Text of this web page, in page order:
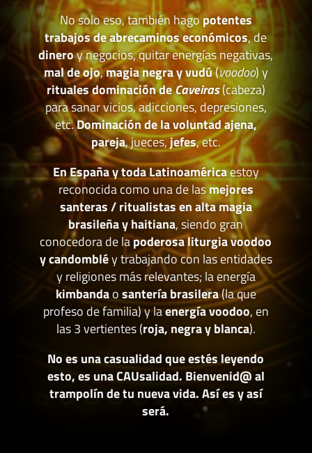
No solo eso, también hagopotentes
trabajos de abrecaminos económicos, de
dineroy negocios, quitar energías negativas,
mal de ojo,magia negra y vudú(voodoo) y
rituales dominación deCaveiras(cabeza)
para sanar vicios, adicciones, depresiones,
etc.Dominación de la voluntad ajena,
pareja, jueces,jefes, etc.
En España y toda Latinoaméricaestoy
reconocida como una de lasmejores
santeras / ritualistas en alta magia
brasileña y haitiana, siendo gran
conocedora de lapoderosa liturgia voodoo
y candombléy trabajando con las entidades
y religiones más relevantes; la energía
kimbandaosantería brasilera(la que
profeso de familia) y laenergía voodoo, en
las 3 vertientes (roja, negra y blanca).
No es una casualidad que estés leyendo
esto, es una CAUsalidad. Bienvenid@ al
trampolín de tu nueva vida. Así es y así
será.